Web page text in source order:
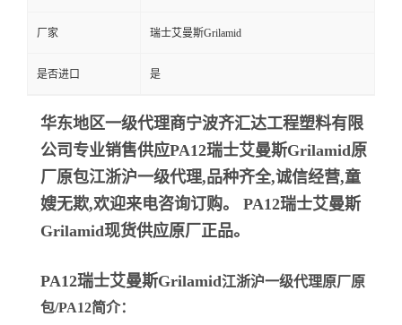
厂家 瑞士艾曼斯Grilamid
是否进口 是
华东地区一级代理商宁波齐汇达工程塑料有限
公司专业销售供应PA12瑞士艾曼斯Grilamid原
厂原包江浙沪一级代理,品种齐全,诚信经营,童
嫂无欺,欢迎来电咨询订购。 PA12瑞士艾曼斯
Grilamid现货供应原厂正品。
PA12瑞士艾曼斯Grilamid江浙沪一级代理原厂原
包/PA12简介：